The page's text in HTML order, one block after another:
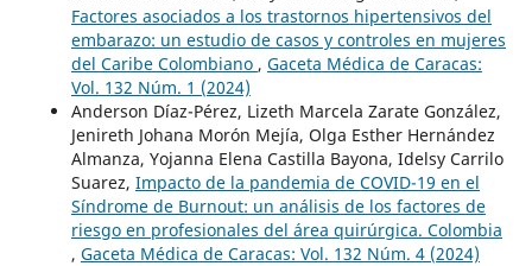
Factores asociados a los trastornos hipertensivos del
embarazo: un estudio de casos y controles en mujeres
del Caribe Colombiano , Gaceta Médica de Caracas:
Vol. 132 Núm. 1 (2024)
Anderson Díaz-Pérez, Lizeth Marcela Zarate González,
Jenireth Johana Morón Mejía, Olga Esther Hernández
Almanza, Yojanna Elena Castilla Bayona, Idelsy Carrilo
Suarez, Impacto de la pandemia de COVID-19 en el
Síndrome de Burnout: un análisis de los factores de
riesgo en profesionales del área quirúrgica. Colombia
, Gaceta Médica de Caracas: Vol. 132 Núm. 4 (2024)